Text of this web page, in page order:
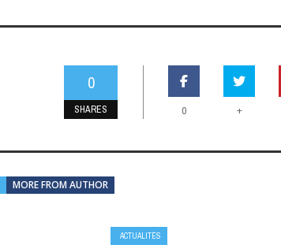
0
SHARES 0 +
MORE FROM AUTHOR
ACTUALITÉS